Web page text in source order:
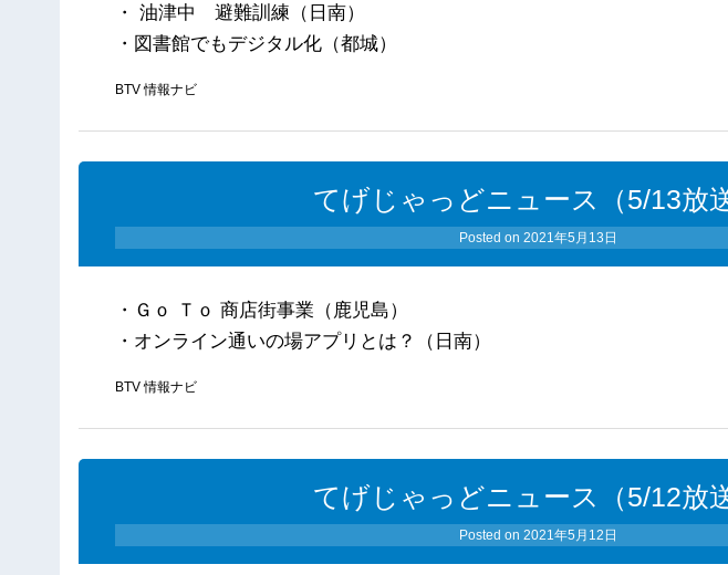
・ 油津中 避難訓練（日南）
・図書館でもデジタル化（都城）
BTV 情報ナビ
てげじゃっどニュース（5/13放送
Posted on2021年5月13日
・Ｇｏ Ｔｏ 商店街事業（鹿児島）
・オンライン通いの場アプリとは？（日南）
BTV 情報ナビ
てげじゃっどニュース（5/12放送
Posted on2021年5月12日